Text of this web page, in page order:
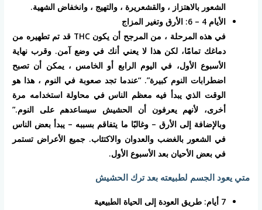
الشعور بالاهتزاز ، والقشعريرة ، والتهيج ، وانخفاض الشهية.
الأيام 4 – 6: الأرق وتغير المزاج
في هذه المرحلة ، من المرجح أن يكون THC قد تم تطهيره من
دماغك تمامًا، لكن هذا لا يعني أنك في وضع آمن. وقرب نهاية
الأسبوع الأول، في اليوم الرابع أو الخامس ، يمكن أن تصبح
اضطرابات النوم كبيرة”. “عندما تجد صعوبة في النوم ، هذا هو
الوقت الذي يبدأ فيه معظم الناس في محاولة استخدامه مرة
أخرى، لأنهم يعرفون أن الحشيش سيساعدهم على النوم.”
وبالإضافة إلى الأرق – وغالبًا ما يتفاقم بسببه – يبدأ بعض الناس
في الشعور بالغضب والعدوان والاكتئاب. جميع الأعراض تستمر
في بعض الأحيان بعد الأسبوع الأول.
متي يعود الجسم لطبيعته بعد ترك الحشيش
7 أيام: طريق العودة إلى الحياة الطبيعية